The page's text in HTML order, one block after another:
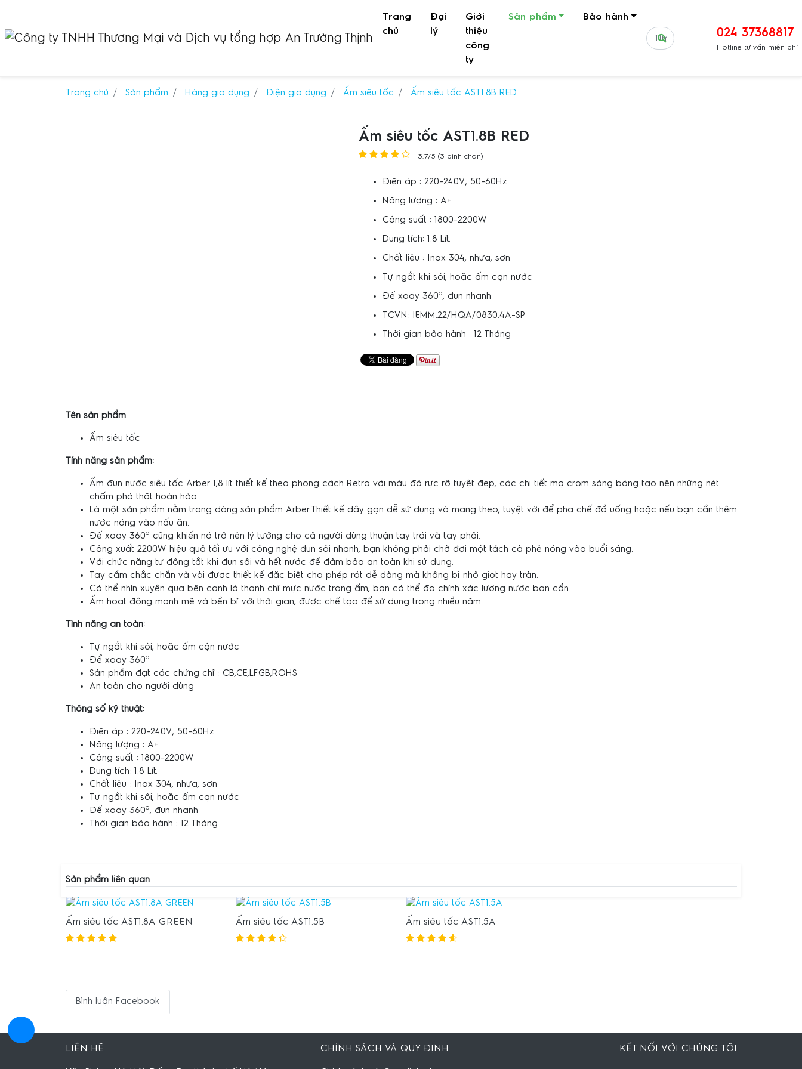
Trang
chủ(current)
Đại
lý
Giới
thiệu
công
ty
Sản phẩm Bảo hành
024 37368817
Hotline tư vấn miễn phí
Trang chủ Sản phẩm Hàng gia dụng Điện gia dụng Ấm siêu tốc Ấm siêu tốc AST1.8B RED
Ấm siêu tốc AST1.8B RED
3.7/5 (3 bình chọn)
Điện áp : 220-240V, 50-60Hz
Năng lượng : A+
Công suất : 1800-2200W
Dung tích: 1.8 Lít.
Chất liệu : Inox 304, nhựa, sơn
Tự ngắt khi sôi, hoặc ấm cạn nước
Đế xoay 360o, đun nhanh
TCVN: IEMM.22/HQA/0830.4A-SP
Thời gian bảo hành : 12 Tháng
Tên sản phẩm
Ấm siêu tốc
Tính năng sản phẩm:
Ấm đun nước siêu tốc Arber 1,8 lít thiết kế theo phong cách Retro với màu đỏ rực rỡ tuyệt đẹp, các chi tiết mạ crom sáng bóng tạo nên những nét
chấm phá thật hoàn hảo.
Là một sản phẩm nằm trong dòng sản phẩm Arber.Thiết kế dây gọn dễ sử dụng và mang theo, tuyệt vời để pha chế đồ uống hoặc nếu bạn cần thêm
nước nóng vào nấu ăn.
Đế xoay 360o
cũng khiến nó trở nên lý tưởng cho cả người dùng thuận tay trái và tay phải.
Công xuất 2200W hiệu quả tối ưu với công nghệ đun sôi nhanh, bạn không phải chờ đợi một tách cà phê nóng vào buổi sáng.
Với chức năng tự động tắt khi đun sôi và hết nước để đảm bảo an toàn khi sử dụng.
Tay cầm chắc chắn và vòi được thiết kế đặc biệt cho phép rót dễ dàng mà không bị nhỏ giọt hay tràn.
Có thể nhìn xuyên qua bên cạnh là thanh chỉ mực nước trong ấm, bạn có thể đo chính xác lượng nước bạn cần.
Ấm hoạt động mạnh mẽ và bền bỉ với thời gian, được chế tạo để sử dụng trong nhiều năm.
Tình năng an toàn:
Tự ngắt khi sôi, hoặc ấm cận nước
Để xoay 360o
Sản phẩm đạt các chứng chỉ : CB,CE,LFGB,ROHS
An toàn cho người dùng
Thông số kỷ thuật:
Điện áp : 220-240V, 50-60Hz
Năng lượng : A+
Công suất : 1800-2200W
Dung tích: 1.8 Lít.
Chất liệu : Inox 304, nhựa, sơn
Tự ngắt khi sôi, hoặc ấm cạn nước
Đế xoay 360o, đun nhanh
Thời gian bảo hành : 12 Tháng
Sản phẩm liên quan
Ấm siêu tốc AST1.8A GREEN Ấm siêu tốc AST1.5B Ấm siêu tốc AST1.5A
Bình luận Facebook
LIÊN HỆ CHÍNH SÁCH VÀ QUY ĐỊNH KẾT NỐI VỚI CHÚNG TÔI